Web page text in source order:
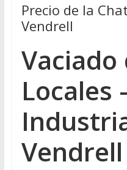
Precio de la
Vendrell
Vaciado
Locales
Vendrell